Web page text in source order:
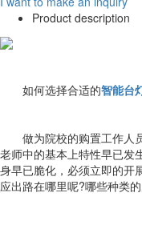
Product description
如何选择合适的智能台
做为院校的购置工作人
老师中的基本上特性早已发
身早已脆化，必须立即的开
应出路在哪里呢?哪些种类